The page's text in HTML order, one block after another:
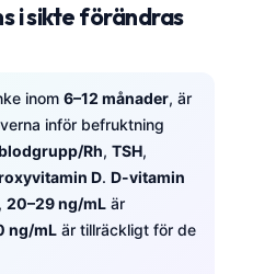
i sikte förändras
inom 6–12 månader, är
inför befruktning
Rh, TSH,
D. D-vitamin
20–29 ng/mL är
ng/mL är tillräckligt för de